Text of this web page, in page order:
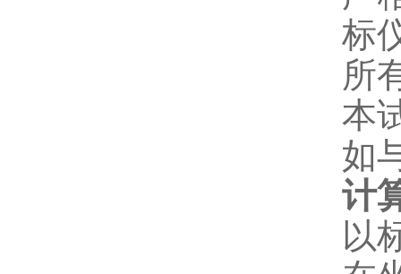
标
所
本
如
计
以